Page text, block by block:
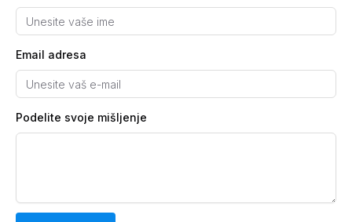
Email adresa
Podelite svoje mišljenje